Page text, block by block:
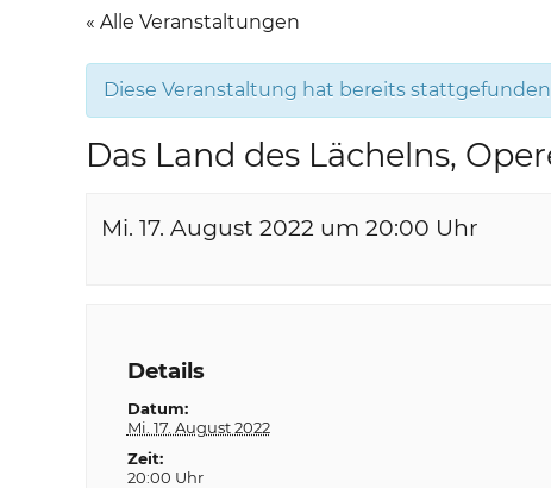
« Alle Veranstaltungen
Diese Veranstaltung hat bereits
Das Land des Lächelns,
Mi. 17. August 2022 um 20:00 Uhr
Details
Datum:
Mi. 17. August 2022
Zeit:
20:00 Uhr